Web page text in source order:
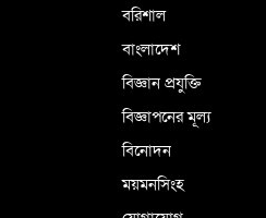
বরিশাল
বাংলাদেশ
বিজ্ঞান প্রযুক্তি
বিজ্ঞাপনের মূল্য
বিনোদন
ময়মনসিংহ